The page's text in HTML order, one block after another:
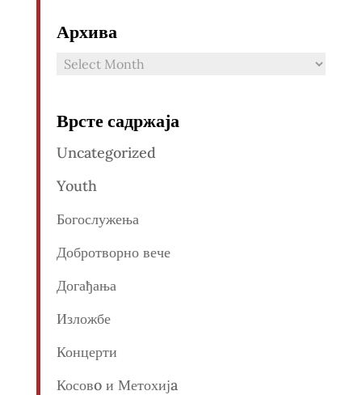
Архива
Архива
Врсте садржаја
Uncategorized
Youth
Богослужења
Добротворно вече
Догађања
Изложбе
Концерти
Косовo и Метохијa